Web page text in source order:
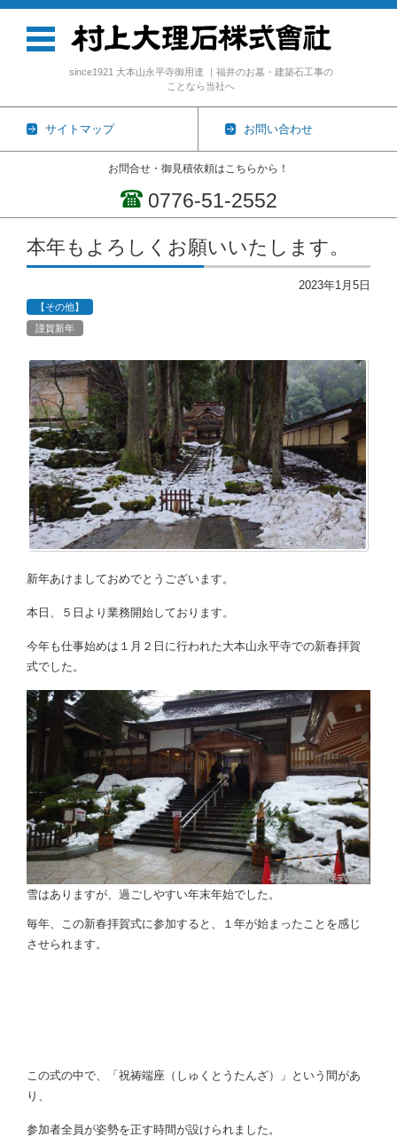
since1921 大本山永平寺御用達 ｜福井のお墓・建築石工事の
ことなら当社へ
サイトマップ お問い合わせ
お問合せ・御見積依頼はこちらから！
0776-51-2552
コンテンツに移動
本年もよろしくお願いいたします。
2023年1月5日
【その他】
謹賀新年
新年あけましておめでとうございます。
本日、５日より業務開始しております。
今年も仕事始めは１月２日に行われた大本山永平寺での新春拝賀
式でした。
雪はありますが、過ごしやすい年末年始でした。
毎年、この新春拝賀式に参加すると、１年が始まったことを感じ
させられます。
この式の中で、「祝祷端座（しゅくとうたんざ）」という間があ
り、
参加者全員が姿勢を正す時間が設けられました。